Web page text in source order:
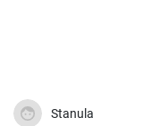
Stanula